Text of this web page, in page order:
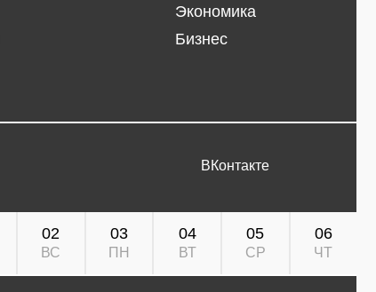
Экономика
Бизнес
ВКонтакте
02
ВС
03
ПН
04
ВТ
05
СР
06
ЧТ